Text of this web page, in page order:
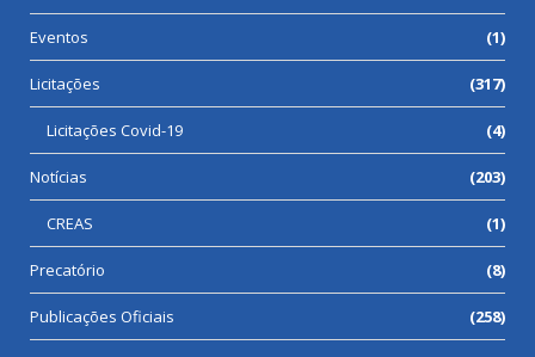
Eventos (1)
Licitações (317)
Licitações Covid-19 (4)
Notícias (203)
CREAS (1)
Precatório (8)
Publicações Oficiais (258)